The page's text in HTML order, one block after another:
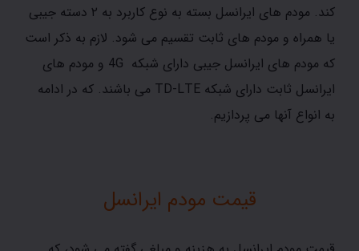
کند. مودم های ایرانسل بسته به نوع کاربرد به ۲ دسته جیبی
یا همراه و مودم های ثابت تقسیم می شود. لازم به ذکر است
که مودم های ایرانسل جیبی دارای شبکه 4G و مودم های
ایرانسل ثابت دارای شبکه TD-LTE می باشند. که در ادامه
به انواع آنها می پردازیم.
قیمت مودم ایرانسل